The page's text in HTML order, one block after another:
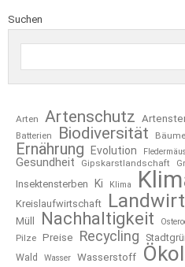
Suchen
Arten Artenschutz
Batterien
Biodiversität Bäume
Ernährung
Evolution
Gesundheit Gipskarstlandschaft
Insektensterben Ki Klima
Kreislaufwirtschaft
Müll
Nachhaltigkeit
Pilze Preise Recycling
Wald
Wasser Wasserstoff